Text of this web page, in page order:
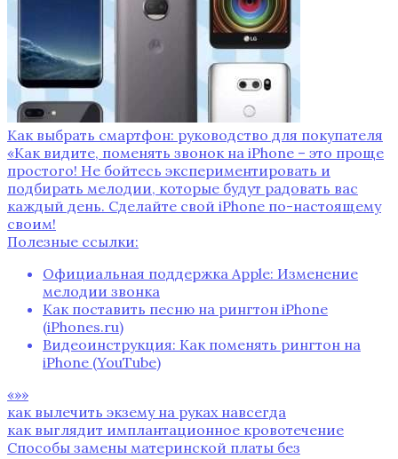
Как выбрать смартфон: руководство для покупателя
«Как видите, поменять звонок на iPhone – это проще
простого! Не бойтесь экспериментировать и
подбирать мелодии, которые будут радовать вас
каждый день. Сделайте свой iPhone по-настоящему
своим!
Полезные ссылки:
Официальная поддержка Apple: Изменение
мелодии звонка
Как поставить песню на рингтон iPhone
(iPhones.ru)
Видеоинструкция: Как поменять рингтон на
iPhone (YouTube)
«»»
как вылечить экзему на руках навсегда
как выглядит имплантационное кровотечение
Способы замены материнской платы без